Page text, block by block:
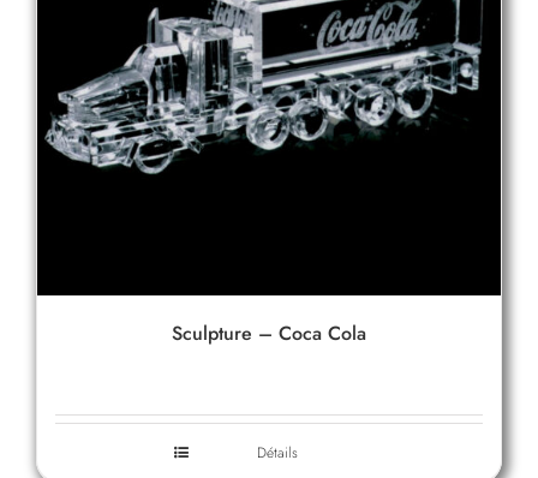
Sculpture – Coca Cola
Détails